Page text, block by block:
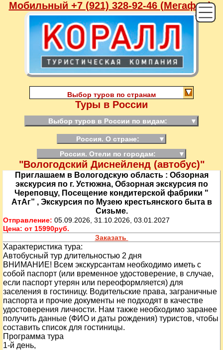
Мобильный +7 (921) 328-92-46 (Мегафон),
Выбор туров по странам
Туры в России
Выбор туров в России по видам: ▼
Россия. О стране:
▼
Россия. Отели по городам:
▼
"Вологодский Диснейленд (автобус)"
Приглашаем в Вологодскую область : Обзорная
экскурсия по г. Устюжна, Обзорная экскурсия по
Череповцу, Посещение кондитерской фабрики "
АтАг” , Экскурсия по Музею крестьянского быта в
Сизьме.
Отправление: 05.09.2026, 31.10.2026, 03.01.2027
Цена: от 15990руб.
Заказать
Характеристика тура:
Автобусный тур длительностью 2 дня
ВНИМАНИЕ! Всем экскурсантам необходимо иметь с
собой паспорт (или временное удостоверение, в случае,
если паспорт утерян или переоформляется) для
заселения в гостиницу. Водительские права, заграничные
паспорта и прочие документы не подходят в качестве
удостоверения личности. Нам также необходимо заранее
получить данные (ФИО и даты рождения) туристов, чтобы
составить список для гостиницы.
Программа тура
1-й день,